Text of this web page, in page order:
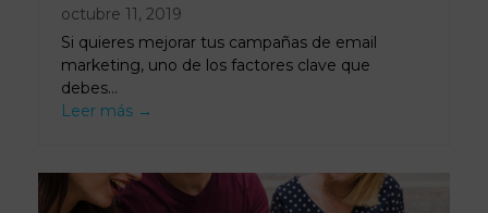
octubre 11, 2019
Si quieres mejorar tus campañas de email
marketing, uno de los factores clave que
debes…
Leer más →